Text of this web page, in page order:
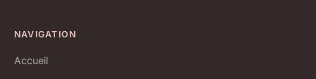
NAVIGATION
Accueil